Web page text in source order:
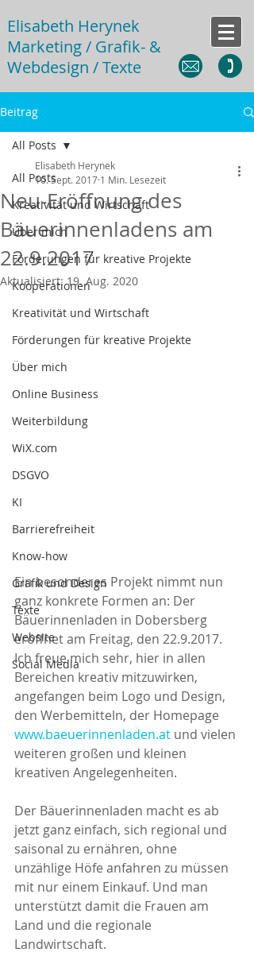
Elisabeth Herynek
Marketing / Grafik- &
Webdesign / Texte
Beitrag
All Posts
Kreativität und Wirtschaft
Über mich
Förderungen für kreative Projekte
Kooperationen
Kreativität und Wirtschaft
Förderungen für kreative Projekte
Über mich
Online Business
Weiterbildung
WiX.com
DSGVO
KI
Barrierefreiheit
Know-how
Grafik und Design
Texte
Website
Social Media
All Posts
Neu-Eröffnung des
Bäuerinnenladens am
22.9.2017
Elisabeth Herynek
10. Sept. 2017 1 Min. Lesezeit
Aktualisiert:19. Aug. 2020
Ein besonderes Projekt nimmt nun
ganz konkrete Formen an: Der
Bäuerinnenladen in Dobersberg
eröffnet am Freitag, den 22.9.2017.
Ich freue mich sehr, hier in allen
Bereichen kreativ mitzuwirken,
angefangen beim Logo und Design,
den Werbemitteln, der Homepage
www.baeuerinnenladen.at und vielen
weiteren großen und kleinen
kreativen Angelegenheiten.
Der Bäuerinnenladen macht es ab
jetzt ganz einfach, sich regional und
saisonal zu ernähren, ohne
unzählige Höfe anfahren zu müssen
mit nur einem Einkauf. Und man
unterstützt damit die Frauen am
Land und die regionale
Landwirtschaft.